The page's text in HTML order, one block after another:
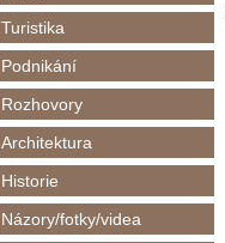
Turistika
Podnikání
Rozhovory
Architektura
Historie
Názory/fotky/videa